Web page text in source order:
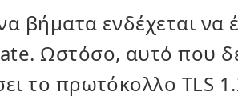
βήματα ενδέχεται
Ωστόσο, αυτό που
το πρωτόκολλο TLS